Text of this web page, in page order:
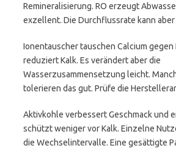
Remineralisierung. RO erzeugt
exzellent. Die Durchflussrate kann aber
Ionentauscher tauschen Calcium gegen
reduziert Kalk. Es verändert aber die
Wasserzusammensetzung leicht.
tolerieren das gut. Prüfe die
Aktivkohle verbessert Geschmack und
schützt weniger vor Kalk. Einzelne
die Wechselintervalle. Eine gesättigte